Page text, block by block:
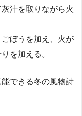
汁を取りながら火
ぼうを加え、火が
を加える。
できる冬の風物詩